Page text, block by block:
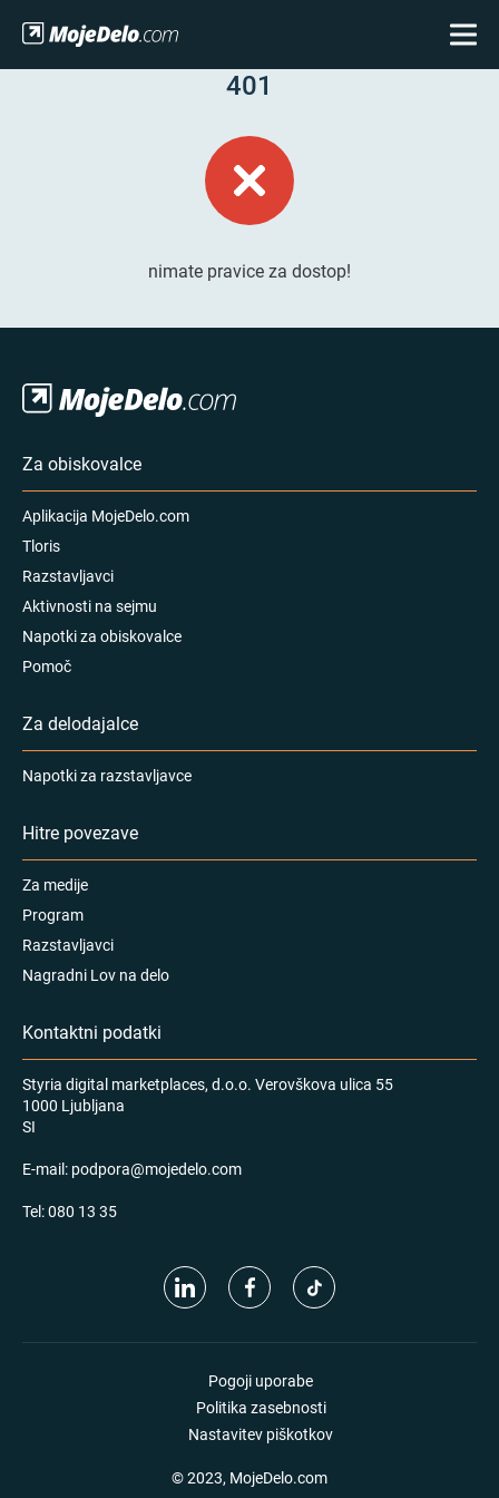
401
nimate pravice za dostop!
Za obiskovalce
Aplikacija MojeDelo.com
Tloris
Razstavljavci
Aktivnosti na sejmu
Napotki za obiskovalce
Pomoč
Za delodajalce
Napotki za razstavljavce
Hitre povezave
Za medije
Program
Razstavljavci
Nagradni Lov na delo
Kontaktni podatki
Styria digital marketplaces, d.o.o. Verovškova ulica 55
1000 Ljubljana
SI
E-mail: podpora@mojedelo.com
Tel:080 13 35
Pogoji uporabe
Politika zasebnosti
Nastavitev piškotkov
© 2023, MojeDelo.com